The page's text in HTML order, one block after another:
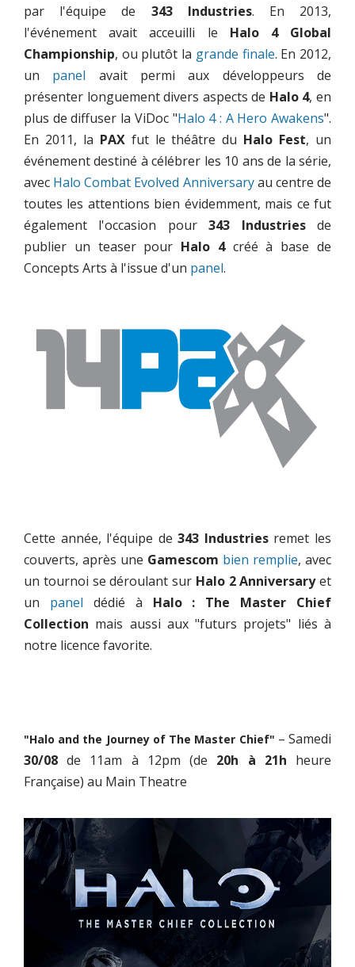
par l'équipe de 343 Industries. En 2013,
l'événement avait acceuilli le Halo 4 Global
Championship, ou plutôt la grande finale. En 2012,
un panel avait permi aux développeurs de
présenter longuement divers aspects de Halo 4, en
plus de diffuser la ViDoc "Halo 4 : A Hero Awakens".
En 2011, la PAXfut le théâtre du Halo Fest, un
événement destiné à célébrer les 10 ans de la série,
avec Halo Combat Evolved Anniversaryau centre de
toutes les attentions bien évidemment, mais ce fut
également l'occasion pour343 Industriesde
publier un teaser pour Halo 4créé à base de
Concepts Arts à l'issue d'un panel.
Cette année, l'équipe de343 Industriesremet les
couverts, après une Gamescom bien remplie, avec
un tournoi se déroulant sur Halo 2 Anniversaryet
un panel dédié à Halo : The Master Chief
Collection mais aussi aux "futurs projets" liés à
notre licence favorite.
"Halo and the Journey of The Master Chief" – Samedi
30/08de 11am à 12pm (de 20h à 21h heure
Française) au Main Theatre